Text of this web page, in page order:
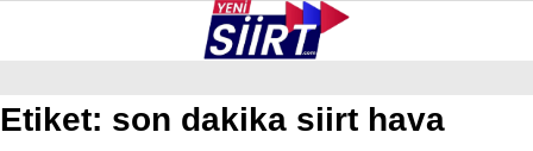
Etiket: son dakika siirt hava